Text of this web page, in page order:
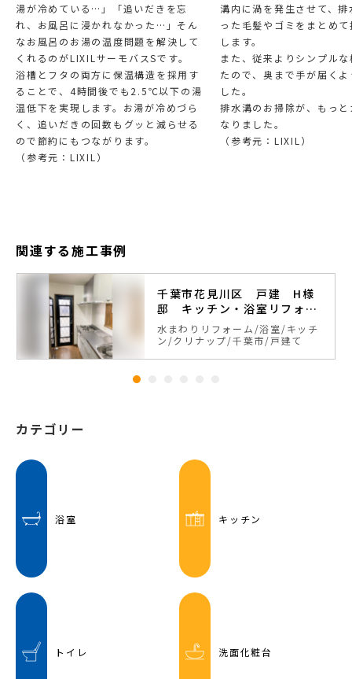
湯が冷めている…」「追いだきを忘
れ、お風呂に浸かれなかった…」そん
なお風呂のお湯の温度問題を解決して
くれるのがLIXILサーモバスSです。
浴槽とフタの両方に保温構造を採用す
ることで、4時間後でも2.5℃以下の湯
温低下を実現します。お湯が冷めづら
く、追いだきの回数もグッと減らせる
ので節約にもつながります。
（参考元：LIXIL）
溝内に渦を発生させて、
った毛髪やゴミをまとめ
します。
また、従来よりシンプル
たので、奥まで手が届く
した。
排水溝のお掃除が、もっ
なりました。
（参考元：LIXIL）
関連する施工事例
千葉市花見川区 戸建 H様
邸 キッチン・浴室リフォー
ム
水まわりリフォーム 浴室
キッチ
ン クリナップ 千葉市 戸建て
カテゴリー
浴室 キッチン
トイレ 洗面化粧台